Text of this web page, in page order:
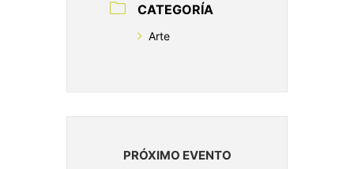
CATEGORÍA
Arte
PRÓXIMO EVENTO